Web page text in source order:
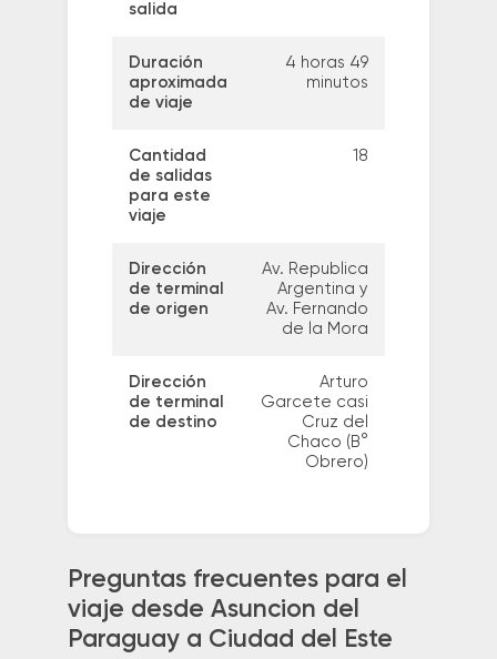
salida
Duración
aproximada
de viaje
4 horas 49
minutos
Cantidad
de salidas
para este
viaje
18
Dirección
de terminal
de origen
Av. Republica
Argentina y
Av. Fernando
de la Mora
Dirección
de terminal
de destino
Arturo
Garcete casi
Cruz del
Chaco (B°
Obrero)
Preguntas frecuentes para el
viaje desde Asuncion del
Paraguay a Ciudad del Este